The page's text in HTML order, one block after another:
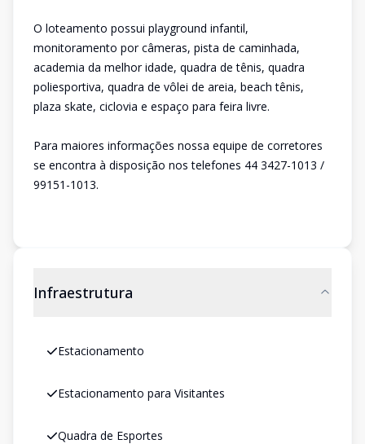
O loteamento possui playground infantil,
monitoramento por câmeras, pista de caminhada,
academia da melhor idade, quadra de tênis, quadra
poliesportiva, quadra de vôlei de areia, beach tênis,
plaza skate, ciclovia e espaço para feira livre.
Para maiores informações nossa equipe de corretores
se encontra à disposição nos telefones 44 3427-1013 /
99151-1013.
Infraestrutura
Estacionamento
Estacionamento para Visitantes
Quadra de Esportes